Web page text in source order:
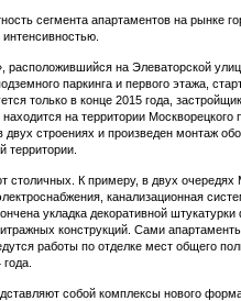
сегмента апартаментов на рынке
расположившийся на Элеваторской
паркинга и первого этажа,
только в конце 2015 года,
на территории
двух строениях и произведен монтаж
территории.
столичных. К примеру, в двух
канализационная
укладка декоративной
конструкций. Сами
работы по отделке мест общего
собой комплексы нового